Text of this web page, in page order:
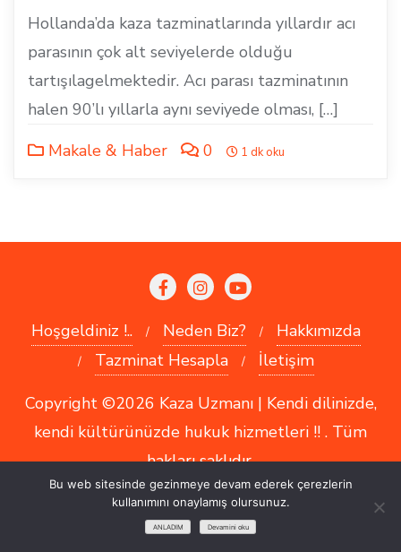
Hollanda’da kaza tazminatlarında yıllardır acı
parasının çok alt seviyelerde olduğu
tartışılagelmektedir. Acı parası tazminatının
halen 90’lı yıllarla aynı seviyede olması, […]
Makale & Haber
0 1 dk oku
Hoşgeldiniz !.. Neden Biz?
Hakkımızda
Tazminat Hesapla
İletişim
Copyright ©2026 Kaza Uzmanı | Kendi dilinizde,
kendi kültürünüzde hukuk hizmetleri !! . Tüm
hakları saklıdır.
Bu web sitesinde gezinmeye devam ederek çerezlerin
kullanımını onaylamış olursunuz.
ANLADIM Devamini oku